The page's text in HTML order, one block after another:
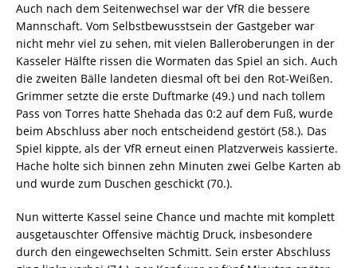
Auch nach dem Seitenwechsel war der VfR die bessere
Mannschaft. Vom Selbstbewusstsein der Gastgeber war
nicht mehr viel zu sehen, mit vielen Balleroberungen in der
Kasseler Hälfte rissen die Wormaten das Spiel an sich. Auch
die zweiten Bälle landeten diesmal oft bei den Rot-Weißen.
Grimmer setzte die erste Duftmarke (49.) und nach tollem
Pass von Torres hatte Shehada das 0:2 auf dem Fuß, wurde
beim Abschluss aber noch entscheidend gestört (58.). Das
Spiel kippte, als der VfR erneut einen Platzverweis kassierte.
Hache holte sich binnen zehn Minuten zwei Gelbe Karten ab
und wurde zum Duschen geschickt (70.).
Nun witterte Kassel seine Chance und machte mit komplett
ausgetauschter Offensive mächtig Druck, insbesondere
durch den eingewechselten Schmitt. Sein erster Abschluss